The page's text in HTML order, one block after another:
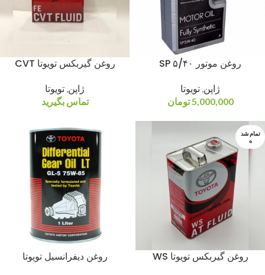
روغن موتور ۵/۴۰ SP
ژاپن, تویوتا
5,000,000تومان
روغن گیربکس تویوتا CVT
ژاپن, تویوتا
تماس بگیرید
تمام شد
ه
روغن گیربکس تویوتا WS روغن دیفرانسیل تویوتا